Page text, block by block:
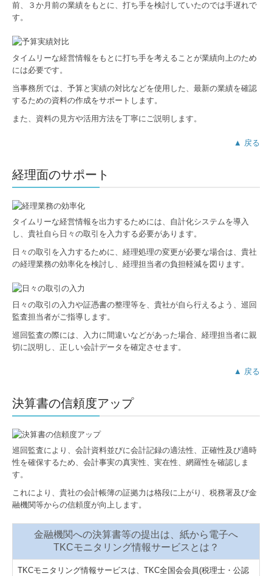
採用メッセージ
スタッフインタビュー
キャリアアップ
数字で見る働き方
待遇・福利厚生
NEWS
個人情報保護方針
前、３か月前の業績をもとに、打ち手を検討していたのでは手遅れで
す。
タイムリーな経営情報をもとに打ち手を考えることが業績向上のため
には必要です。
当事務所では、予算と実績の対比などを使用した、最新の業績を確認
するための資料の作成をサポートします。
また、資料の見方や活用方法を丁寧にご説明します。
▲ 戻る
経理面のサポート
タイムリーな経営情報を出力するためには、自計化システムを導入
し、貴社自ら日々の取引を入力する必要があります。
日々の取引を入力するために、経理処理の変更が必要な場合は、貴社
の経理業務の効率化を検討し、経理担当者の負担軽減を図ります。
日々の取引の入力や証憑書の整理等を、貴社が自ら行えるよう、巡回
監査担当者がご指導します。
巡回監査の際には、入力に間違いなどがあった場合、経理担当者に親
切に説明し、正しい会計データを確定させます。
▲ 戻る
決算書の信頼度アップ
巡回監査により、会計資料並びに会計記録の適法性、正確性及び適時
性を確保するため、会計事実の真実性、実在性、網羅性を確認しま
す。
これにより、貴社の会計帳簿の証拠力は格段に上がり、税務署及び金
融機関等からの信頼度が向上します。
金融機関への決算書等の提出は、紙から電子へ
TKCモニタリング情報サービスとは？
TKCモニタリング情報サービスは、TKC全国会会員(税理士・公認